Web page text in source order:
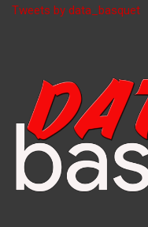
Tweets by data_basquet